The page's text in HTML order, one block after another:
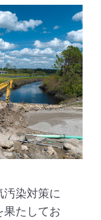
汚染対策に
果たしてお